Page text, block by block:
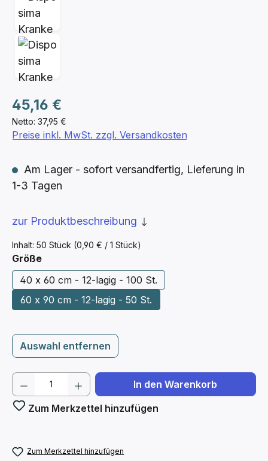
Netto: 37,95 €
Regulärer Preis:
45,16 €
Inhalt: 50 Stück (0,90 € / 1 Stück)
Preise inkl. MwSt. zzgl. Versandkosten
Am Lager - sofort versandfertig, Lieferung in
1-3 Tagen
zur Produktbeschreibung
Größeauswählen
40 x 60 cm - 12-lagig - 100 St.
60 x 90 cm - 12-lagig - 50 St.
Auswahl entfernen
Produkt Anzahl: Gib den gewünschten
In den Warenkorb
Zum Merkzettel hinzufügen
Zum Merkzettel hinzufügen